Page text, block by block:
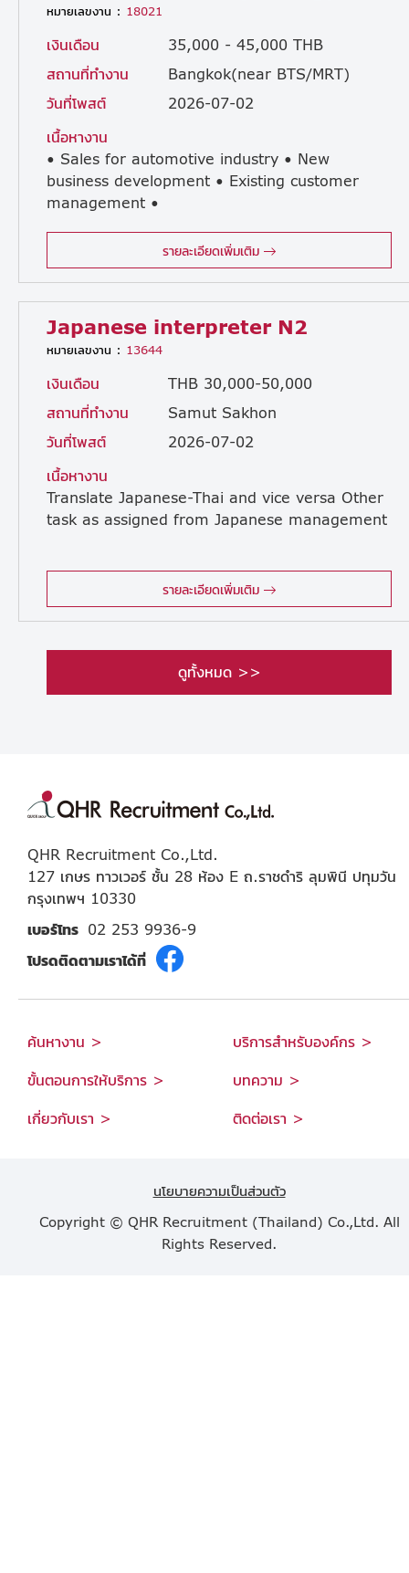
หมายเลขงาน : 18021
เงินเดือน
35,000 - 45,000 THB
สถานที่ทำงาน
Bangkok(near BTS/MRT)
วันที่โพสต์
2026-07-02
เนื้อหางาน
• Sales for automotive industry • New
business development • Existing customer
management •
รายละเอียดเพิ่มเติม
Japanese interpreter N2
หมายเลขงาน : 13644
เงินเดือน
THB 30,000-50,000
สถานที่ทำงาน
Samut Sakhon
วันที่โพสต์
2026-07-02
เนื้อหางาน
Translate Japanese-Thai and vice versa Other
task as assigned from Japanese management
รายละเอียดเพิ่มเติม
ดูทั้งหมด >>
QHR Recruitment Co.,Ltd.
127 เกษร ทาวเวอร์ ชั้น 28 ห้อง E ถ.ราชดำริ ลุมพินี ปทุมวัน
กรุงเทพฯ 10330
เบอร์โทร 02 253 9936-9
โปรดติดตามเราได้ที่
ค้นหางาน > บริการสำหรับองค์กร >
ขั้นตอนการให้บริการ > บทความ >
เกี่ยวกับเรา > ติดต่อเรา >
นโยบายความเป็นส่วนตัว
Copyright © QHR Recruitment (Thailand) Co.,Ltd. All
Rights Reserved.